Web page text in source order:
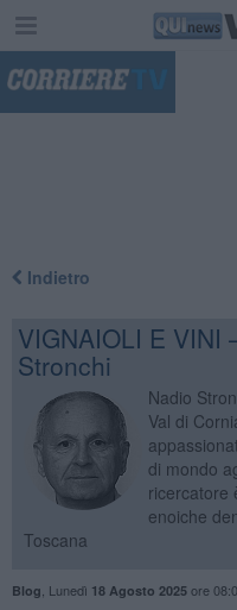
Indietro
VIGNAIOLI E
Stronchi
Nadio
Val di
di mondo
ricercatore
enoiche
Toscana
Blog Lunedì 18 Agosto 2025ore